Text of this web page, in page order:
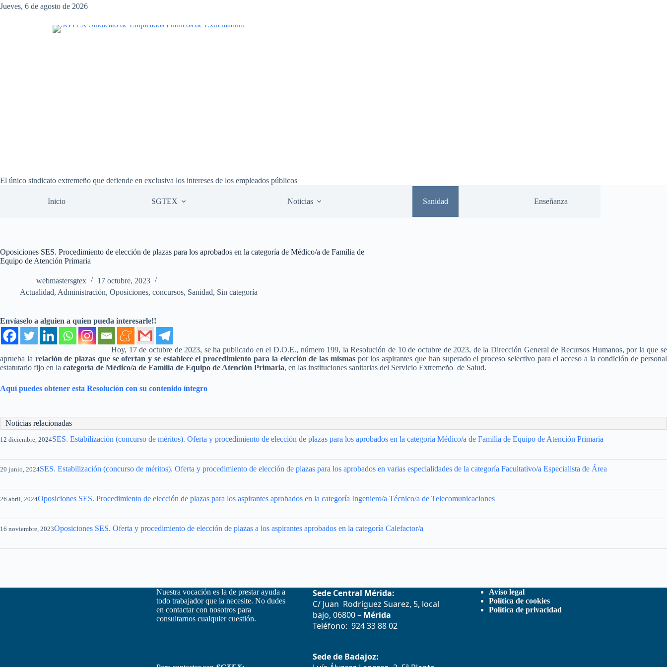
Saltar
Jueves, 6 de agosto de 2026
El único sindicato extremeño que defiende en exclusiva los intereses de los empleados públicos
Inicio SGTEX Noticias Sanidad Enseñanza
Oposiciones SES. Procedimiento de elección de plazas para los aprobados en la categoría de Médico/a de Familia de
Equipo de Atención Primaria
webmastersgtex
17 octubre, 2023
Actualidad, Administración, Oposiciones, concursos, Sanidad, Sin categoría
Envíaselo a alguien a quien pueda interesarle!!
Hoy, 17 de octubre de 2023, se ha publicado en el D.O.E., número 199, la Resolución de 10 de octubre de 2023, de la Dirección General de Recursos Humanos, por la que se
aprueba la relación de plazas que se ofertan y se establece el procedimiento para la elección de las mismaspor los aspirantes que han superado el proceso selectivo para el acceso a la condición de personal
estatutario fijo en la categoría de Médico/a de Familia de Equipo de Atención Primaria, en las instituciones sanitarias del Servicio Extremeño de Salud.
Aquí puedes obtener esta Resolución con su contenido íntegro
Noticias relacionadas
12 diciembre, 2024SES. Estabilización (concurso de méritos). Oferta y procedimiento de elección de plazas para los aprobados en la categoría Médico/a de Familia de Equipo de Atención Primaria
20 junio, 2024SES. Estabilización (concurso de méritos). Oferta y procedimiento de elección de plazas para los aprobados en varias especialidades de la categoría Facultativo/a Especialista de Área
26 abril, 2024Oposiciones SES. Procedimiento de elección de plazas para los aspirantes aprobados en la categoría Ingeniero/a Técnico/a de Telecomunicaciones
16 noviembre, 2023Oposiciones SES. Oferta y procedimiento de elección de plazas a los aspirantes aprobados en la categoría Calefactor/a
Nuestra vocación es la de prestar ayuda a
todo trabajador que la necesite. No dudes
en contactar con nosotros para
consultarnos cualquier cuestión.
Sede Central Mérida:
C/ Juan Rodríguez Suarez, 5, local
bajo, 06800 – Mérida
Teléfono: 924 33 88 02
Sede de Badajoz:
Aviso legal
Política de cookies
Política de privacidad